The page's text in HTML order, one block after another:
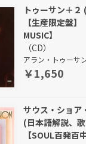
トゥーサン＋
【生産限定盤
MUSIC】
（CD）
アラン・トゥーサ
￥1,650
サウス・ショア
(日本語解説、
【SOUL百発百